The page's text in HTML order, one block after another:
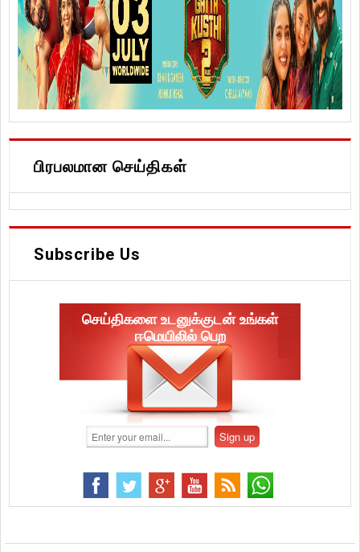
பிரபலமான செய்திகள்
Subscribe Us
செய்திகளை உடனுக்குடன் உங்கள்
ஈமெயிலில் பெற